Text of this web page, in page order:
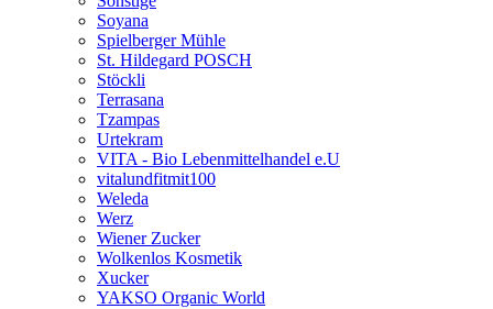
Soyana
Spielberger Mühle
St. Hildegard POSCH
Stöckli
Terrasana
Tzampas
Urtekram
VITA - Bio Lebenmittelhandel e.U
vitalundfitmit100
Weleda
Werz
Wiener Zucker
Wolkenlos Kosmetik
Xucker
YAKSO Organic World